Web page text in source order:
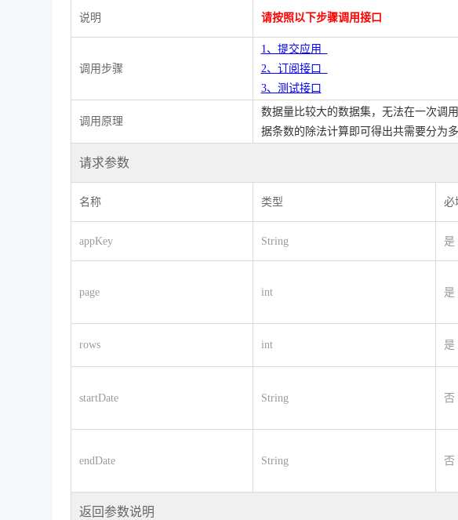
说明 请按照以下步骤调用接口
调用步骤
1、提交应用
2、订阅接口
3、测试接口
调用原理
数据量比较大的数据集，无法在一次调
据条数的除法计算即可得出共需要分为
请求参数
名称 类型 必
appKey String 是
page int 是
rows int 是
startDate String 否
endDate String 否
返回参数说明